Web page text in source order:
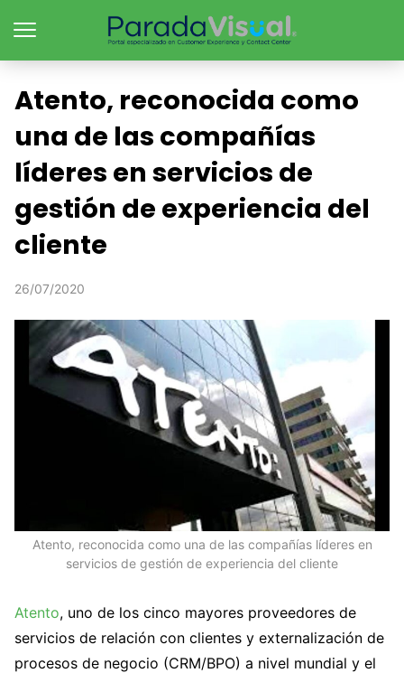
Atento, reconocida como
una de las compañías
líderes en servicios de
gestión de experiencia del
cliente
26/07/2020
Atento, reconocida como una de las compañías líderes en
servicios de gestión de experiencia del cliente
Atento, uno de los cinco mayores proveedores de
servicios de relación con clientes y externalización de
procesos de negocio (CRM/BPO) a nivel mundial y el